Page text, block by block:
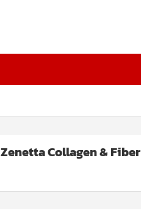
Zenetta Collagen & Fiber